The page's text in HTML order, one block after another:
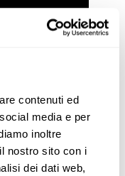
contenuti ed
media e per
inoltre
nostro sito con i
dei dati web,
sport: sono
questi
combinano